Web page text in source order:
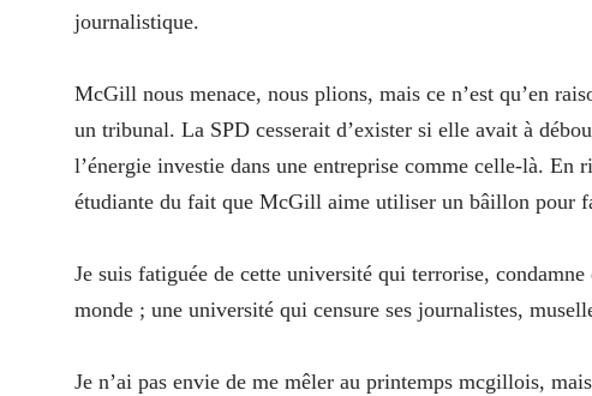
journalistique.
McGill nous menace, nous plions, mais ce n’est qu’en
un tribunal. La SPD cesserait d’exister si elle avait à
l’énergie investie dans une entreprise comme celle-là. En
étudiante du fait que McGill aime utiliser un bâillon pour
Je suis fatiguée de cette université qui terrorise,
monde ; une université qui censure ses journalistes,
Je n’ai pas envie de me mêler au printemps mcgillois,